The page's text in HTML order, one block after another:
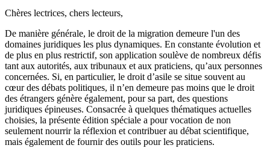
Chères lectrices, chers lecteurs,
De manière générale, le droit de la migration demeure l'un des
domaines juridiques les plus dynamiques. En constante évolution et
de plus en plus restrictif, son application soulève de nombreux défis
tant aux autorités, aux tribunaux et aux praticiens, qu’aux personnes
concernées. Si, en particulier, le droit d’asile se situe souvent au
cœur des débats politiques, il n’en demeure pas moins que le droit
des étrangers génère également, pour sa part, des questions
juridiques épineuses. Consacrée à quelques thématiques actuelles
choisies, la présente édition spéciale a pour vocation de non
seulement nourrir la réflexion et contribuer au débat scientifique,
mais également de fournir des outils pour les praticiens.